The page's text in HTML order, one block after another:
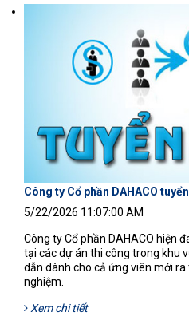
Công ty Cổ phần DAHACO
5/22/2026 11:07:00 AM
Công ty Cổ phần DAHACO hiện
tại các dự án thi công trong khu
dẫn dành cho cả ứng viên mới
nghiệm.
Xem chi tiết